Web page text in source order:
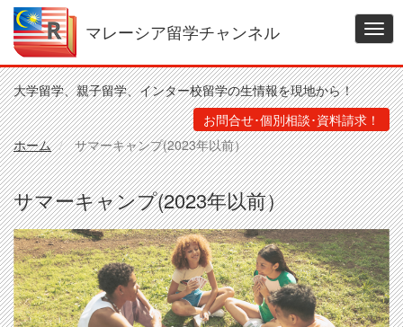
コ
ン
テ
ン
ツ
に
移
動
マレーシア留学チャンネル
大学留学、親子留学、インター校留学の生情報を現地から！
お問合せ･個別相談･資料請求！
ホーム
サマーキャンプ(2023年以前）
サマーキャンプ(2023年以前）